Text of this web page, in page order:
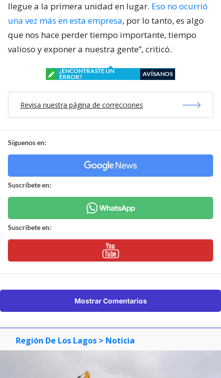
llegue a la primera unidad en lugar. Eso no ocurrió
una vez más en esta empresa, por lo tanto, es algo
que nos hace perder tiempo importante, tiempo
valioso y exponer a nuestra gente”, criticó.
¿ENCONTRASTE UN
ERROR?
AVÍSANOS
Revisa nuestra página de correcciones
Síguenos en:
Suscríbete en:
Suscríbete en:
Mostrar Comentarios
Región De Los Lagos > Noticia